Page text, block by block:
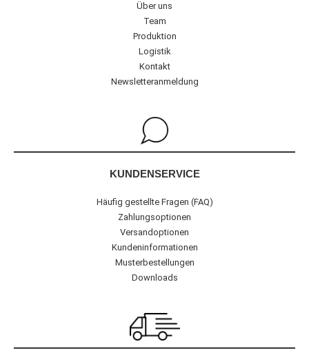
Über uns
Team
Produktion
Logistik
Kontakt
Newsletteranmeldung
KUNDENSERVICE
Häufig gestellte Fragen (FAQ)
Zahlungsoptionen
Versandoptionen
Kundeninformationen
Musterbestellungen
Downloads